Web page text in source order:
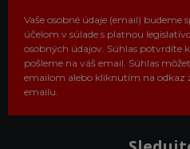
Vaše osobné údaje (email)
účelom v súlade s platnou
osobných údajov. Súhlas
pošleme na váš email. Súhlas
emailom alebo kliknutím na odkaz
emailu.